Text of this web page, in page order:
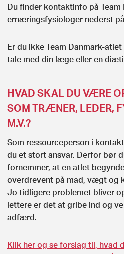
Du finder kontaktinfo på Team
ernæringsfysiologer nederst
Er du ikke Team Danmark-
tale med din læge eller en
HVAD SKAL DU VÆRE
SOM TRÆNER, LEDER,
M.V.?
Som ressourceperson i
du et stort ansvar. Derfor bør
fornemmer, at en atlet
overdrevent på mad, vægt og
Jo tidligere problemet bliver
lettere er det at gribe ind og
adfærd.
Klik her og se forslag til, hvad